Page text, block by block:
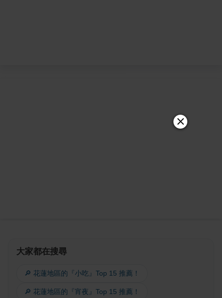
大家都在搜尋
🔎 花蓮地區的『小吃』Top 15 推薦！
🔎 花蓮地區的『宵夜』Top 15 推薦！